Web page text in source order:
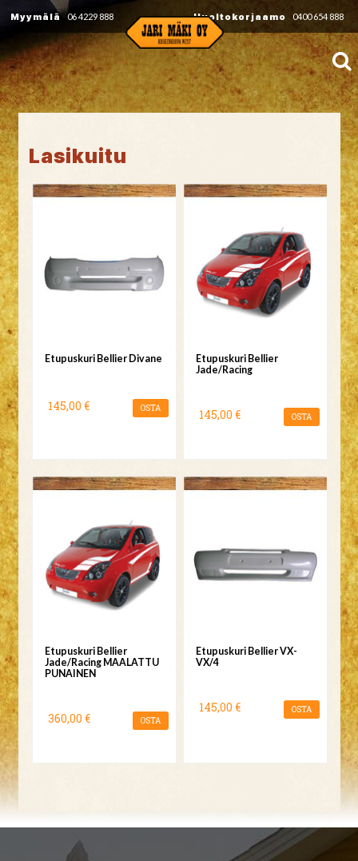
Myymälä 06 4229 888 Huoltokorjaamo 0400 654 888
Lasikuitu
Etupuskuri Bellier Divane
145,00 € OSTA
Etupuskuri Bellier
Jade/Racing
145,00 € OSTA
Etupuskuri Bellier
Jade/Racing MAALATTU
PUNAINEN
360,00 € OSTA
Etupuskuri Bellier VX-
VX/4
145,00 € OSTA